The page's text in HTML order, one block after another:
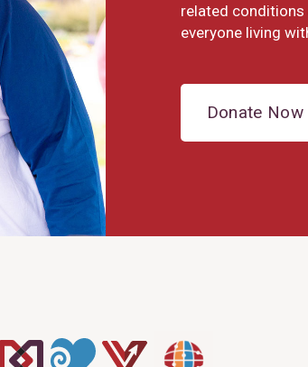
related
everyone living
Donate Now